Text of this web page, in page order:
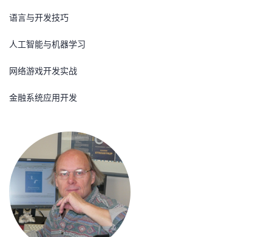
程
认
证
的
实
我
的
藏
持
建
语言与开发技巧
人工智能与机器学习
网络游戏开发实战
金融系统应用开发